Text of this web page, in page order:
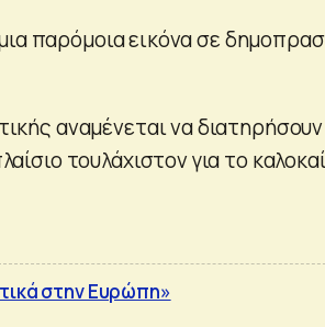
παρόμοια εικόνα σε
αναμένεται να
τουλάχιστον για το
στην Ευρώπη»